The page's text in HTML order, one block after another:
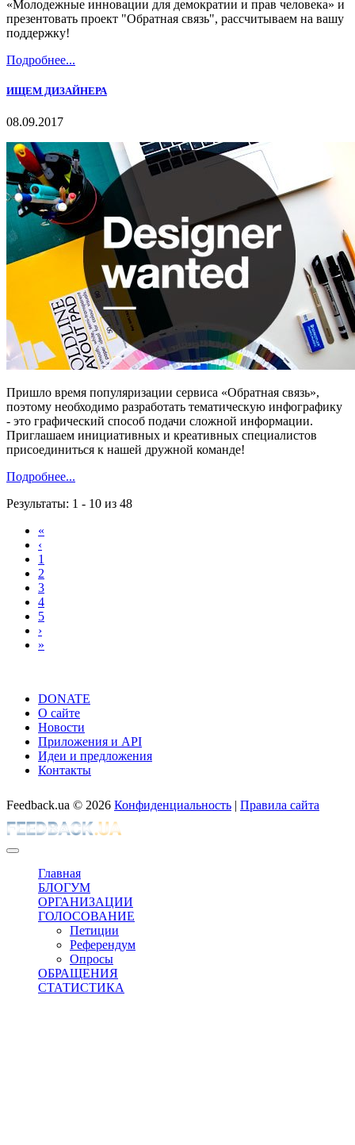
«Молодежные инновации для демократии и прав человека» и
презентовать проект "Обратная связь", рассчитываем на вашу
поддержку!
Подробнее...
ИЩЕМ ДИЗАЙНЕРА
08.09.2017
Пришло время популяризации сервиса «Обратная связь»,
поэтому необходимо разработать тематическую инфографику
- это графический способ подачи сложной информации.
Приглашаем инициативных и креативных специалистов
присоединиться к нашей дружной команде!
Подробнее...
Результаты: 1 - 10 из 48
«
‹
1
2
3
4
5
›
»
DONATE
О сайте
Новости
Приложения и API
Идеи и предложения
Контакты
Feedback.ua © 2026 Конфиденциальность | Правила сайта
Главная
БЛОГУМ
ОРГАНИЗАЦИИ
ГОЛОСОВАНИЕ
Петиции
Референдум
Опросы
ОБРАЩЕНИЯ
СТАТИСТИКА